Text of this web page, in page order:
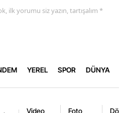
ilk yorumu siz yazın, tartışalım *
YEREL SPOR DÜNYA
Video Foto